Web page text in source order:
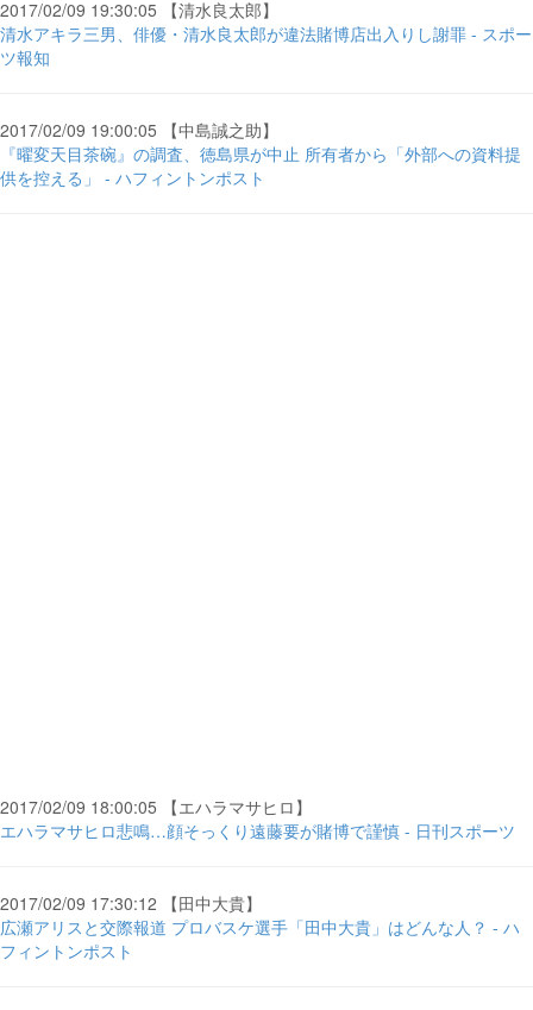
2017/02/09 19:30:05 【清水良太郎】
清水アキラ三男、俳優・清水良太郎が違法賭博店出入りし謝罪 - スポー
ツ報知
2017/02/09 19:00:05 【中島誠之助】
『曜変天目茶碗』の調査、徳島県が中止 所有者から「外部への資料提
供を控える」 - ハフィントンポスト
2017/02/09 18:00:05 【エハラマサヒロ】
エハラマサヒロ悲鳴…顔そっくり遠藤要が賭博で謹慎 - 日刊スポーツ
2017/02/09 17:30:12 【田中大貴】
広瀬アリスと交際報道 プロバスケ選手「田中大貴」はどんな人？ - ハ
フィントンポスト